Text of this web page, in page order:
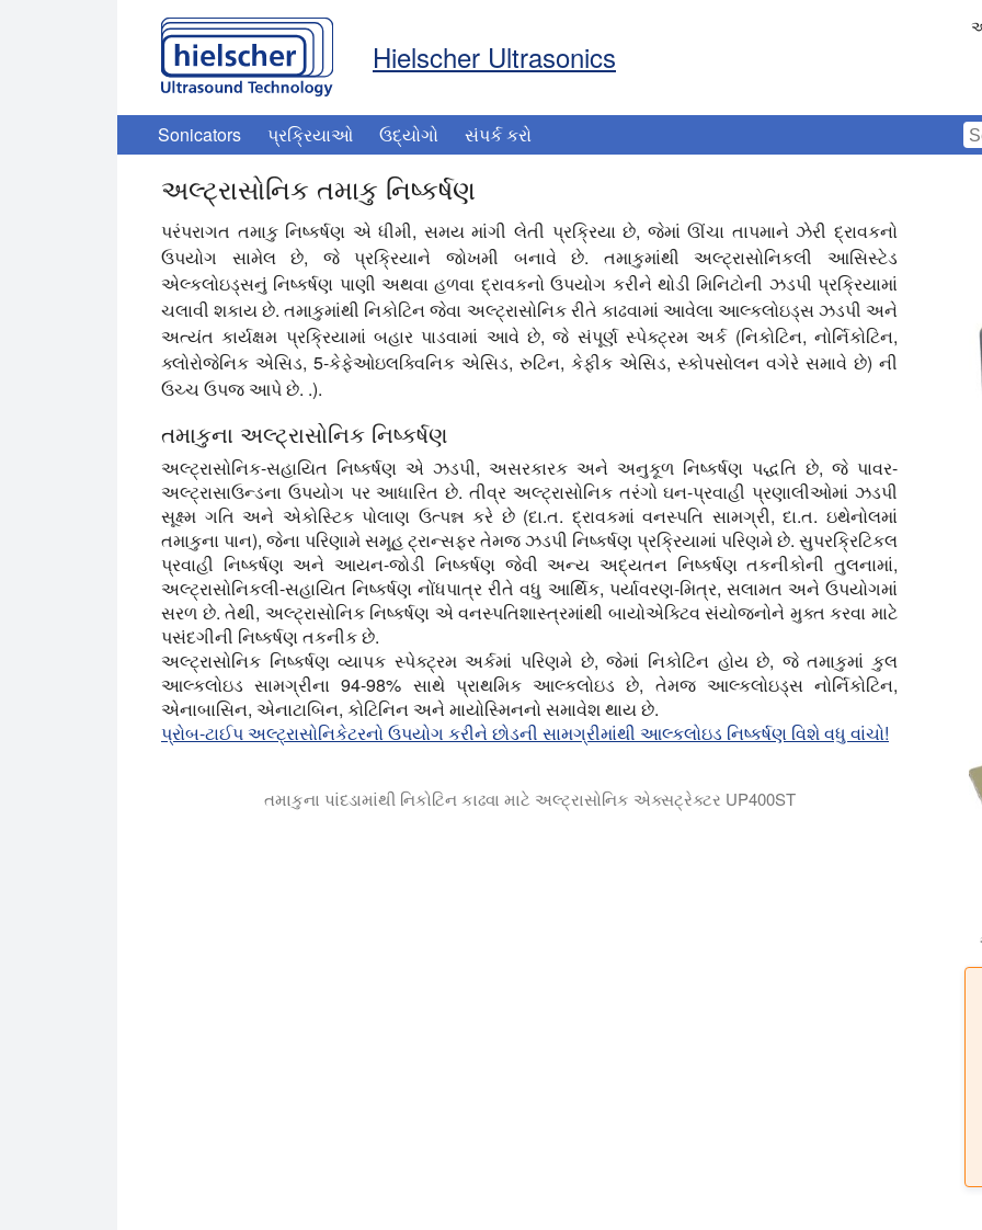
Hielscher Ultrasonics
Sonicators પ્રક્રિયાઓ ઉદ્યોગો સંપર્ક કરો
અલ્ટ્રાસોનિક તમાકુ નિષ્કર્ષણ
પરંપરાગત તમાકુ નિષ્કર્ષણ એ ધીમી, સમય માંગી લેતી પ્રક્રિયા છે, જેમાં ઊંચા તાપમાને ઝેરી દ્રાવકનો
ઉપયોગ સામેલ છે, જે પ્રક્રિયાને જોખમી બનાવે છે. તમાકુમાંથી અલ્ટ્રાસોનિકલી આસિસ્ટેડ
એલ્કલોઇડ્સનું નિષ્કર્ષણ પાણી અથવા હળવા દ્રાવકનો ઉપયોગ કરીને થોડી મિનિટોની ઝડપી પ્રક્રિયામાં
ચલાવી શકાય છે. તમાકુમાંથી નિકોટિન જેવા અલ્ટ્રાસોનિક રીતે કાઢવામાં આવેલા આલ્કલોઇડ્સ ઝડપી અને
અત્યંત કાર્યક્ષમ પ્રક્રિયામાં બહાર પાડવામાં આવે છે, જે સંપૂર્ણ સ્પેક્ટ્રમ અર્ક (નિકોટિન, નોર્નિકોટિન,
ક્લોરોજેનિક એસિડ, 5-કેફેઓઇલક્વિનિક એસિડ, રુટિન, કેફીક એસિડ, સ્કોપસોલન વગેરે સમાવે છે) ની
ઉચ્ચ ઉપજ આપે છે. .).
તમાકુના અલ્ટ્રાસોનિક નિષ્કર્ષણ
અલ્ટ્રાસોનિક-સહાયિત નિષ્કર્ષણ એ ઝડપી, અસરકારક અને અનુકૂળ નિષ્કર્ષણ પદ્ધતિ છે, જે પાવર-
અલ્ટ્રાસાઉન્ડના ઉપયોગ પર આધારિત છે. તીવ્ર અલ્ટ્રાસોનિક તરંગો ઘન-પ્રવાહી પ્રણાલીઓમાં ઝડપી
સૂક્ષ્મ ગતિ અને એકોસ્ટિક પોલાણ ઉત્પન્ન કરે છે (દા.ત. દ્રાવકમાં વનસ્પતિ સામગ્રી, દા.ત. ઇથેનોલમાં
તમાકુના પાન), જેના પરિણામે સમૂહ ટ્રાન્સફર તેમજ ઝડપી નિષ્કર્ષણ પ્રક્રિયામાં પરિણમે છે. સુપરક્રિટિકલ
પ્રવાહી નિષ્કર્ષણ અને આયન-જોડી નિષ્કર્ષણ જેવી અન્ય અદ્યતન નિષ્કર્ષણ તકનીકોની તુલનામાં,
અલ્ટ્રાસોનિકલી-સહાયિત નિષ્કર્ષણ નોંધપાત્ર રીતે વધુ આર્થિક, પર્યાવરણ-મિત્ર, સલામત અને ઉપયોગમાં
સરળ છે. તેથી, અલ્ટ્રાસોનિક નિષ્કર્ષણ એ વનસ્પતિશાસ્ત્રમાંથી બાયોએક્ટિવ સંયોજનોને મુક્ત કરવા માટે
પસંદગીની નિષ્કર્ષણ તકનીક છે.
અલ્ટ્રાસોનિક નિષ્કર્ષણ વ્યાપક સ્પેક્ટ્રમ અર્કમાં પરિણમે છે, જેમાં નિકોટિન હોય છે, જે તમાકુમાં કુલ
આલ્કલોઇડ સામગ્રીના 94-98% સાથે પ્રાથમિક આલ્કલોઇડ છે, તેમજ આલ્કલોઇડ્સ નોર્નિકોટિન,
એનાબાસિન, એનાટાબિન, કોટિનિન અને માયોસ્મિનનો સમાવેશ થાય છે.
પ્રોબ-ટાઈપ અલ્ટ્રાસોનિકેટરનો ઉપયોગ કરીને છોડની સામગ્રીમાંથી આલ્કલોઇડ નિષ્કર્ષણ વિશે વધુ વાંચો!
તમાકુના પાંદડામાંથી નિકોટિન કાઢવા માટે અલ્ટ્રાસોનિક એક્સટ્રેક્ટર UP400ST
અલ્ટ્રાસોનિક UP400St (400W) અને પ્રોબ S24d20L2 સાથે અલ્ટ્રાસોનિક તમાકુ નિષ્કર્ષણ ટૂંકા